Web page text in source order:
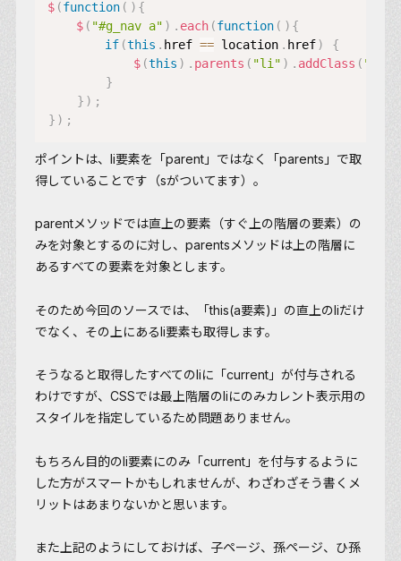
$ (function ( ) {
$ ( "#g_nav a" ) . each (function ( ) {
if (this . href == location . href )
{
$ (this ) . parents ( "li" ) . addClass (
}
} ) ;
} ) ;
ポイントは、li要素を「parent」ではなく 「parents」 で取
得していることです（sがついてます）。
parentメソッドでは直上の要素（すぐ上の階層の要素）の
みを対象とするのに対し、parentsメソッドは上の階層に
あるすべての要素を対象とします。
そのため今回のソースでは、「this(a要素)」の直上のliだけ
でなく、その上にあるli要素も取得します。
そうなると取得したすべてのliに「current」が付与される
わけですが、CSSでは最上階層のliにのみカレント表示用の
スタイルを指定しているため問題ありません。
もちろん目的のli要素にのみ「current」を付与するように
した方がスマートかもしれませんが、わざわざそう書くメ
リットはあまりないかと思います。
また上記のようにしておけば、子ページ、孫ページ、ひ孫